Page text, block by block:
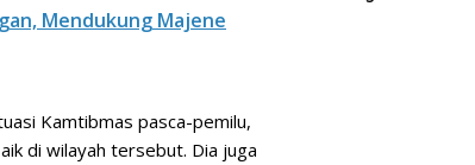
Mendukung Majene
Kamtibmas pasca-pemilu,
di wilayah tersebut. Dia juga